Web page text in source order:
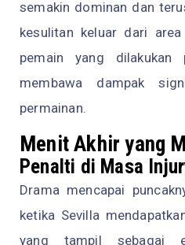
semakin dominan dan
kesulitan keluar dari area
pemain yang dilakukan
membawa dampak
permainan.
Menit Akhir yang
Penalti di Masa
Drama mencapai
ketika Sevilla
yang tampil sebagai